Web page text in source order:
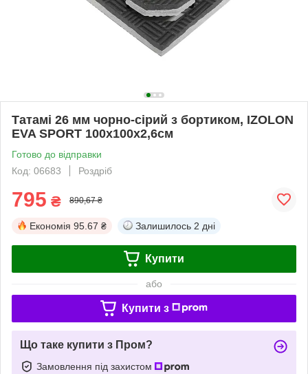
Татамі 26 мм чорно-сірий з бортиком, IZOLON
EVA SPORT 100х100х2,6см
Готово до відправки
Код: 06683
Роздріб
795 ₴ 890,67 ₴
Економія 95.67 ₴ Залишилось 2 дні
Купити
або
Купити з
Що таке купити з Пром?
Замовлення під захистом